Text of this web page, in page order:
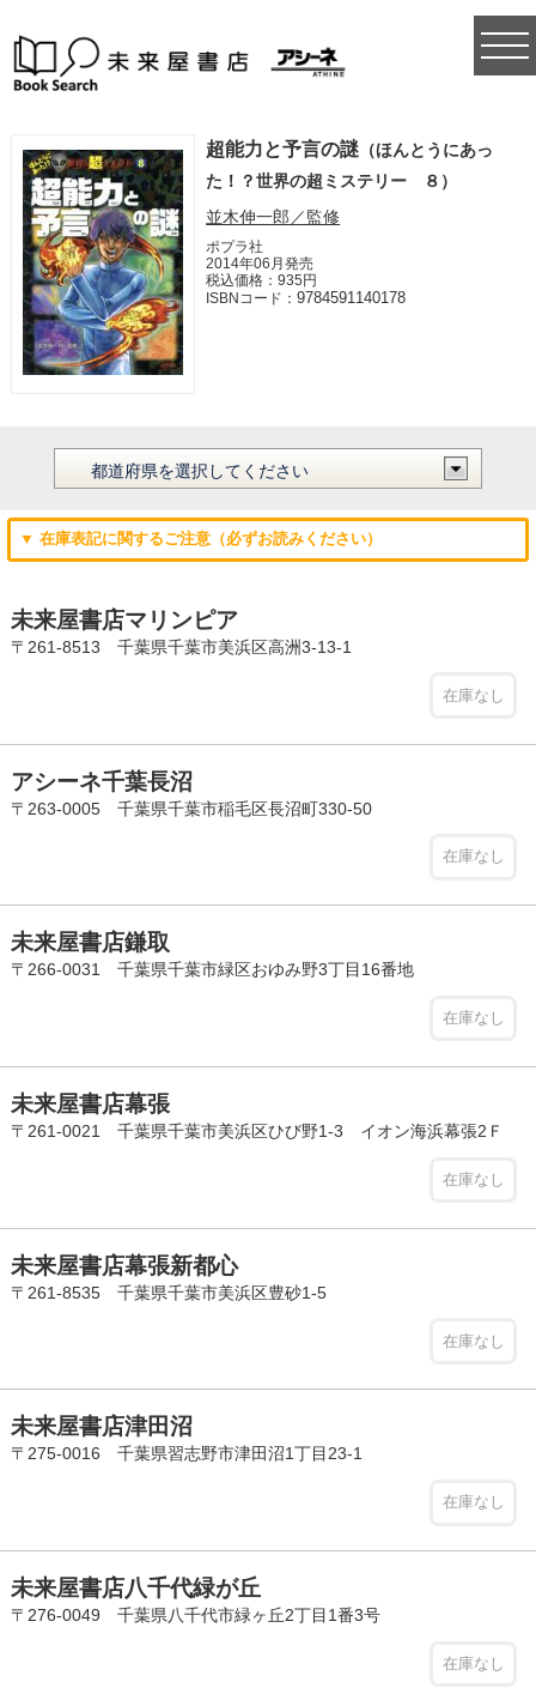
超能力と予言の謎 （ほんとうにあっ
た！？世界の超ミステリー ８）
並木伸一郎／監修
ポプラ社
2014年06月発売
税込価格：935円
ISBNコード：9784591140178
▼ 在庫表記に関するご注意（必ずお読みください）
未来屋書店マリンピア
〒261-8513 千葉県千葉市美浜区高洲3-13-1
在庫なし
アシーネ千葉長沼
〒263-0005 千葉県千葉市稲毛区長沼町330-50
在庫なし
未来屋書店鎌取
〒266-0031 千葉県千葉市緑区おゆみ野3丁目16番地
在庫なし
未来屋書店幕張
〒261-0021 千葉県千葉市美浜区ひび野1-3 イオン海浜幕張2Ｆ
在庫なし
未来屋書店幕張新都心
〒261-8535 千葉県千葉市美浜区豊砂1-5
在庫なし
未来屋書店津田沼
〒275-0016 千葉県習志野市津田沼1丁目23-1
在庫なし
未来屋書店八千代緑が丘
〒276-0049 千葉県八千代市緑ヶ丘2丁目1番3号
在庫なし